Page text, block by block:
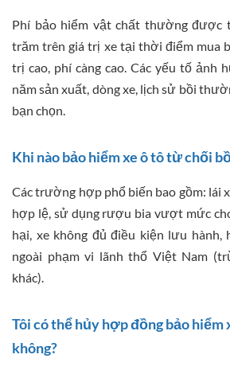
Phí bảo hiểm vật chất thường được
trăm trên giá trị xe tại thời điểm mua
trị cao, phí càng cao. Các yếu tố ảnh
năm sản xuất, dòng xe, lịch sử bồi
bạn chọn.
Khi nào bảo hiểm xe ô tô từ chối
Các trường hợp phổ biến bao gồm: lái
hợp lệ, sử dụng rượu bia vượt mức
hại, xe không đủ điều kiện lưu hành,
ngoài phạm vi lãnh thổ Việt Nam
khác).
Tôi có thể hủy hợp đồng bảo hiểm
không?